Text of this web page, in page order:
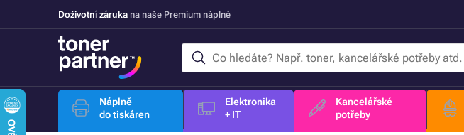
Doživotní záruka na naše Premium náplně
Náplně
do tiskáren
Elektronika
+ IT
Kancelářské
potřeby